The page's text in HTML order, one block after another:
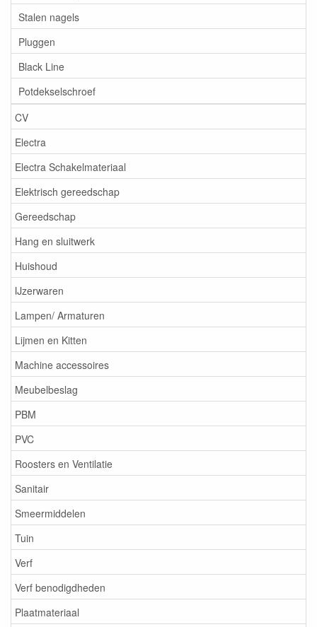
Stalen nagels
Pluggen
Black Line
Potdekselschroef
CV
Electra
Electra Schakelmateriaal
Elektrisch gereedschap
Gereedschap
Hang en sluitwerk
Huishoud
IJzerwaren
Lampen/ Armaturen
Lijmen en Kitten
Machine accessoires
Meubelbeslag
PBM
PVC
Roosters en Ventilatie
Sanitair
Smeermiddelen
Tuin
Verf
Verf benodigdheden
Plaatmateriaal